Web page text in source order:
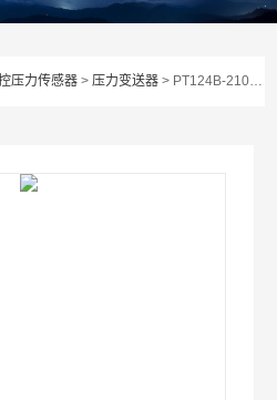
压力传感器 >压力变送器 > PT124B-210压力变送器价格